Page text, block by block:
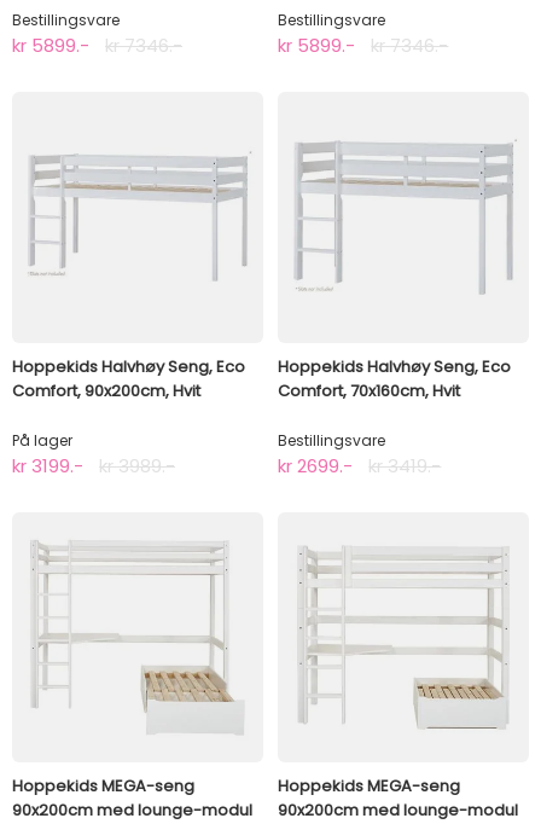
Bestillingsvare
kr 5899.- kr 7346.-
Bestillingsvare
kr 5899.- kr 7346.-
Hoppekids Halvhøy Seng, Eco
Comfort, 90x200cm, Hvit
På lager
kr 3199.- kr 3989.-
Hoppekids Halvhøy Seng, Eco
Comfort, 70x160cm, Hvit
Bestillingsvare
kr 2699.- kr 3419.-
Hoppekids MEGA-seng
90x200cm med lounge-modul
Hoppekids MEGA-seng
90x200cm med lounge-modul